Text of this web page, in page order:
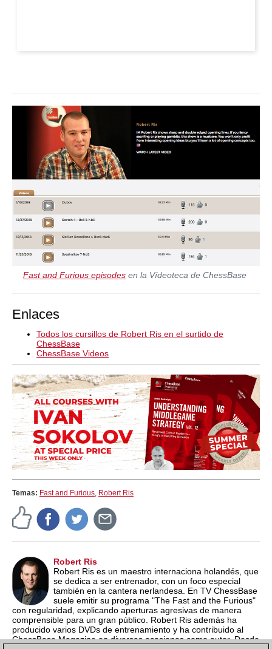
Fast and Furious episodes en la Vídeoteca de ChessBase
Enlaces
Todos los cursillos de Robert Ris en el surtido de
ChessBase
ChessBase Videos
Temas: Fast and Furious, Robert Ris
Robert Ris
Robert Ris es un maestro internaciona holandés, que
se dedica a ser entrenador, con un foco especial
también en la cantera nerlandesa. En TV ChessBase
suele emitir su programa "The Fast and the Furious"
con regularidad, explicando aperturas agresivas de manera
comprensible para un gran público. Robert Ris además ha
producido varios DVDs de entrenamiento y ha contribuido al
ChessBase Magazine en diversas ocasiones como autor. Desde